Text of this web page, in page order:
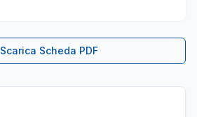
Scarica Scheda PDF